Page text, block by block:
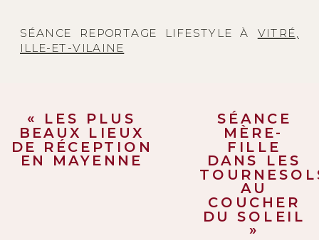
SÉANCE REPORTAGE LIFESTYLE À VITRÉ,
ILLE-ET-VILAINE
SÉANCE
MÈRE-
FILLE
DANS LES
AU
COUCHER
DU SOLEIL
»
« LES PLUS
BEAUX LIEUX
DE RÉCEPTION
EN MAYENNE